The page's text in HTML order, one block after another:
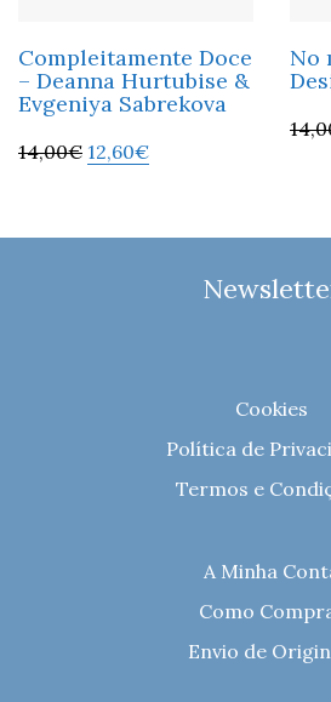
Compleitamente Doce
– Deanna Hurtubise &
Evgeniya Sabrekova
14,00€ 12,60€
No
Cookies
Política de
Termos e
A Minha
Como
Envio de